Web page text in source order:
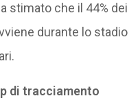
stimato che il 44% dei
durante lo stadio
di tracciamento